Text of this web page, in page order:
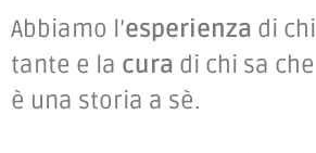
Abbiamo l’esperienza di
tante e la cura di chi sa
è una storia a sè.